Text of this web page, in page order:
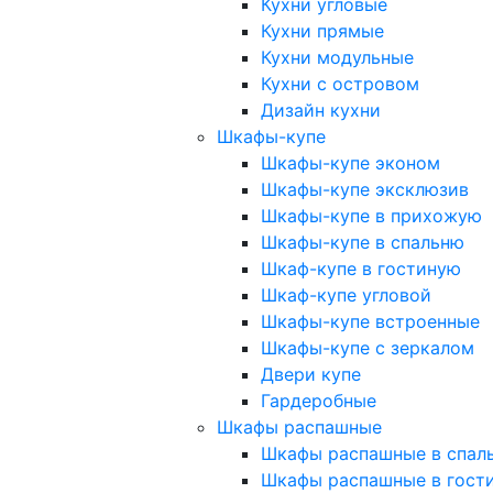
Кухни угловые
Кухни прямые
Кухни модульные
Кухни с островом
Дизайн кухни
Шкафы-купе
Шкафы-купе эконом
Шкафы-купе эксклюзив
Шкафы-купе в прихожую
Шкафы-купе в спальню
Шкаф-купе в гостиную
Шкаф-купе угловой
Шкафы-купе встроенные
Шкафы-купе с зеркалом
Двери купе
Гардеробные
Шкафы распашные
Шкафы распашные в
Шкафы распашные в